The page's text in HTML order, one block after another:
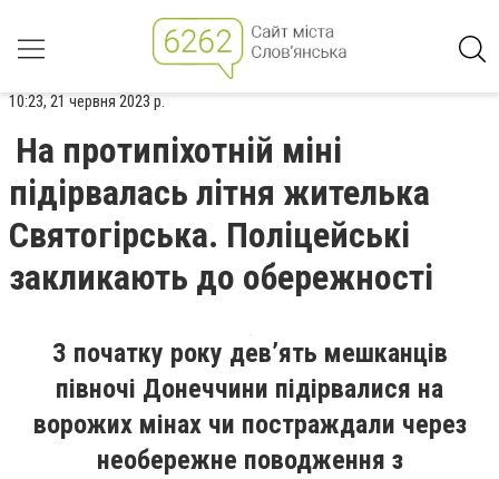
10:23, 21 червня 2023 р.
На протипіхотній міні
підірвалась літня жителька
Святогірська. Поліцейські
закликають до обережності
З початку року дев’ять мешканців
півночі Донеччини підірвалися на
ворожих мінах чи постраждали через
необережне поводження з